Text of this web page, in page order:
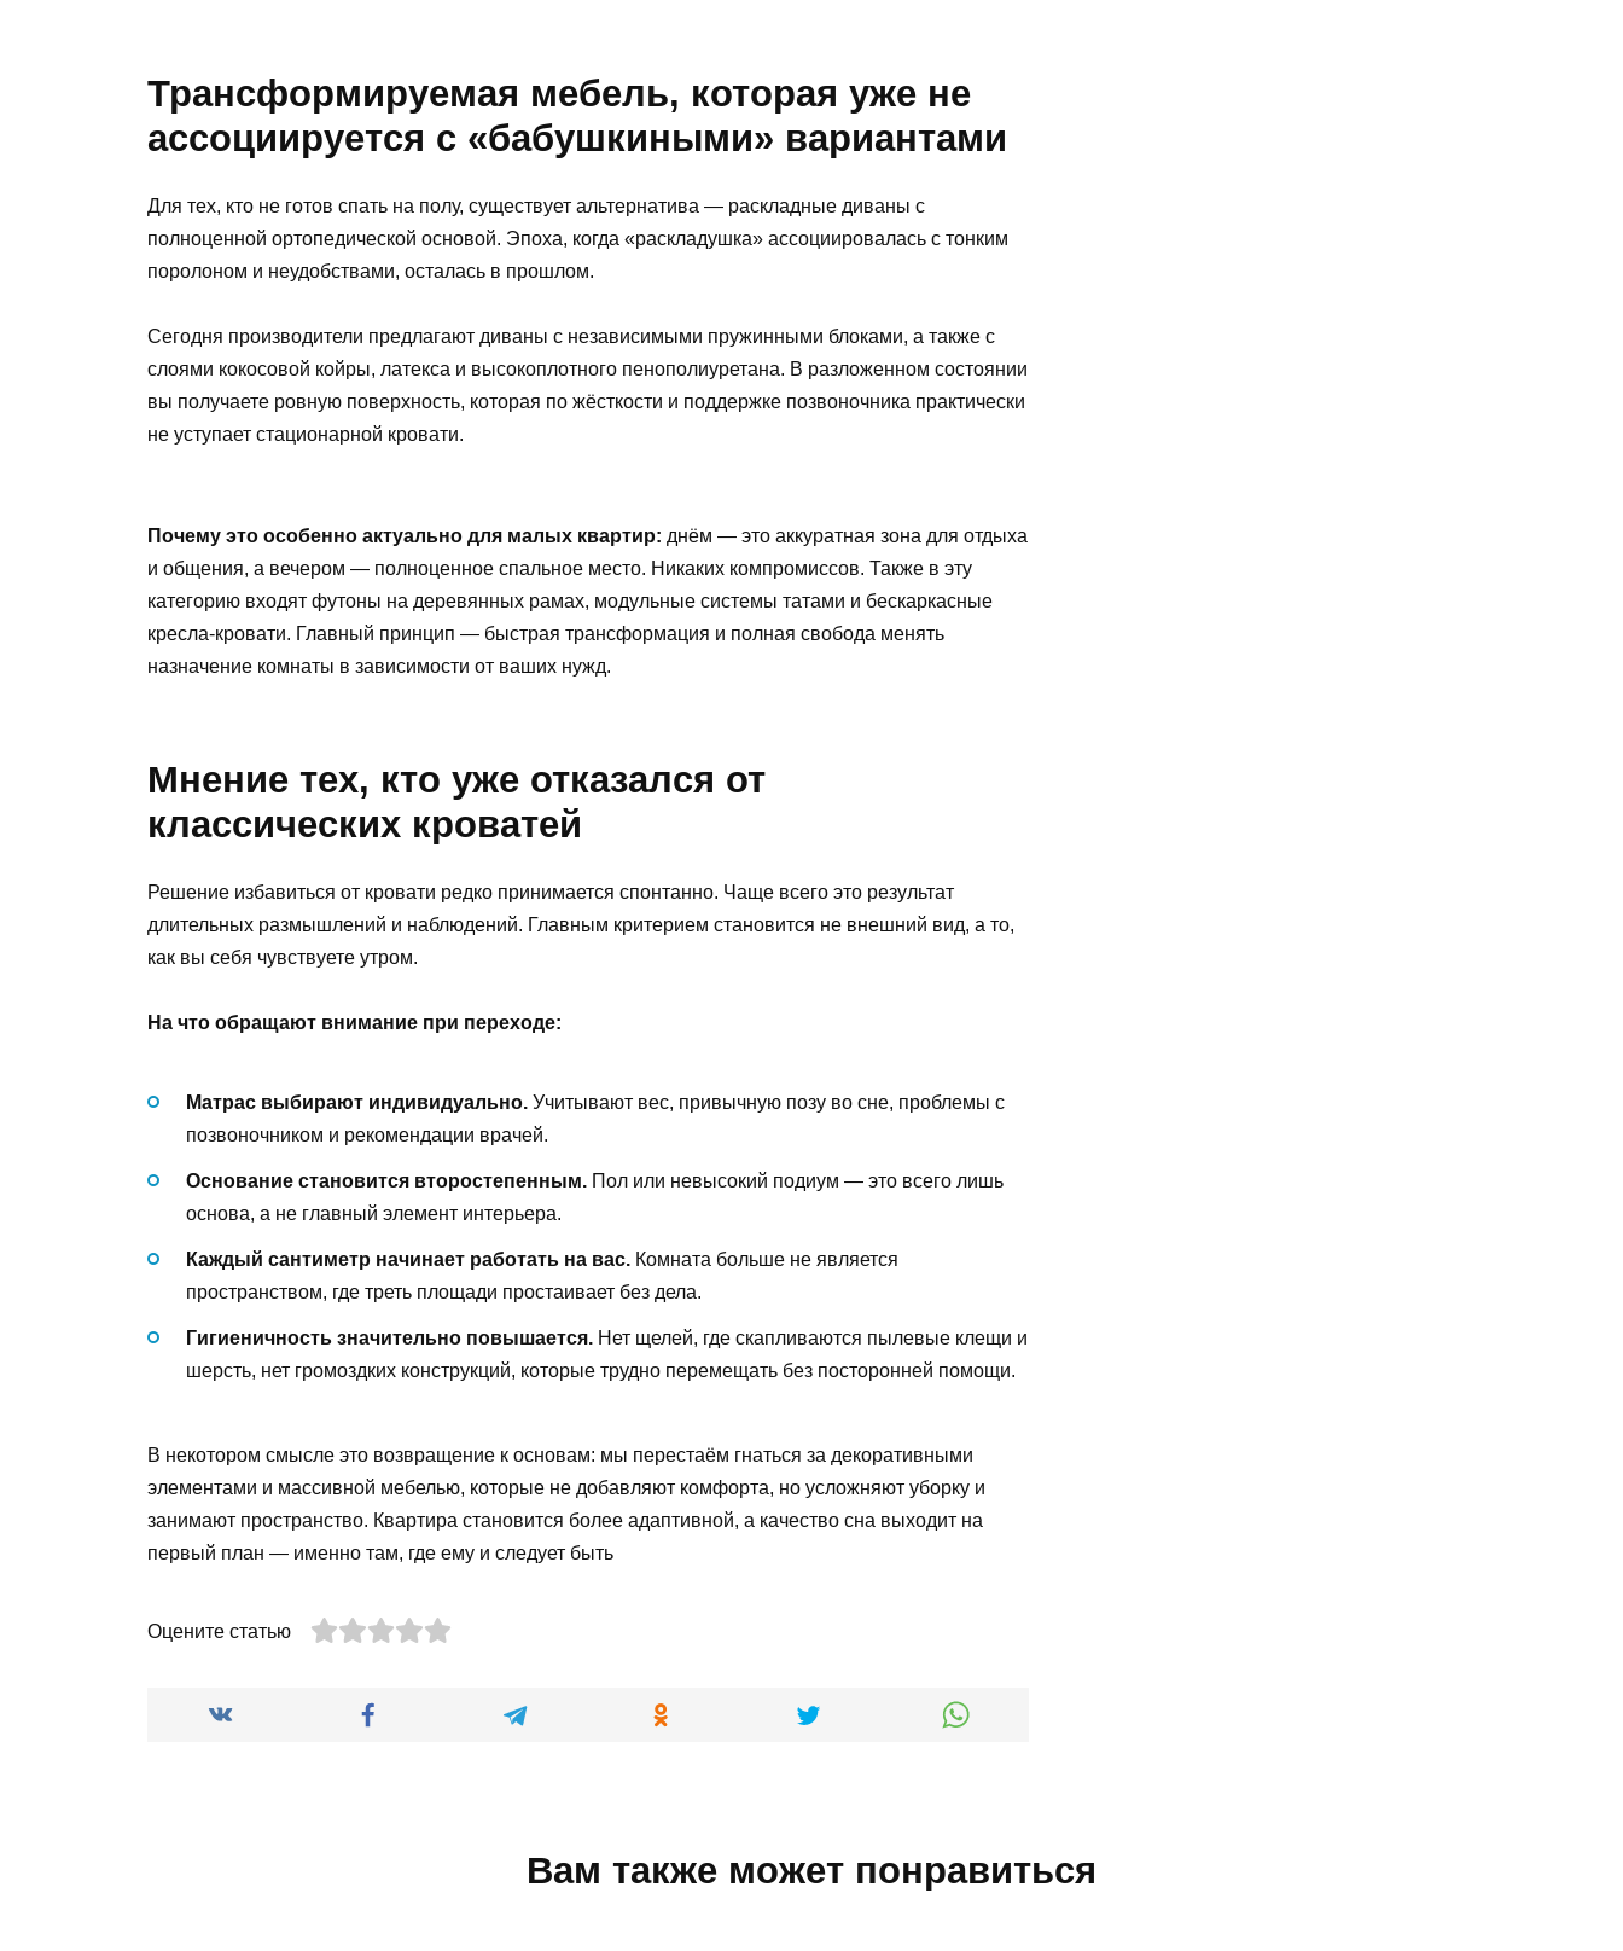
Трансформируемая мебель, которая уже не
ассоциируется с «бабушкиными» вариантами
Для тех, кто не готов спать на полу, существует альтернатива — раскладные диваны с
полноценной ортопедической основой. Эпоха, когда «раскладушка» ассоциировалась с тонким
поролоном и неудобствами, осталась в прошлом.
Сегодня производители предлагают диваны с независимыми пружинными блоками, а также с
слоями кокосовой койры, латекса и высокоплотного пенополиуретана. В разложенном состоянии
вы получаете ровную поверхность, которая по жёсткости и поддержке позвоночника практически
не уступает стационарной кровати.
Почему это особенно актуально для малых квартир: днём — это аккуратная зона для отдыха
и общения, а вечером — полноценное спальное место. Никаких компромиссов. Также в эту
категорию входят футоны на деревянных рамах, модульные системы татами и бескаркасные
кресла-кровати. Главный принцип — быстрая трансформация и полная свобода менять
назначение комнаты в зависимости от ваших нужд.
Мнение тех, кто уже отказался от
классических кроватей
Решение избавиться от кровати редко принимается спонтанно. Чаще всего это результат
длительных размышлений и наблюдений. Главным критерием становится не внешний вид, а то,
как вы себя чувствуете утром.
На что обращают внимание при переходе:
Матрас выбирают индивидуально. Учитывают вес, привычную позу во сне, проблемы с
позвоночником и рекомендации врачей.
Основание становится второстепенным. Пол или невысокий подиум — это всего лишь
основа, а не главный элемент интерьера.
Каждый сантиметр начинает работать на вас. Комната больше не является
пространством, где треть площади простаивает без дела.
Гигиеничность значительно повышается. Нет щелей, где скапливаются пылевые клещи и
шерсть, нет громоздких конструкций, которые трудно перемещать без посторонней помощи.
В некотором смысле это возвращение к основам: мы перестаём гнаться за декоративными
элементами и массивной мебелью, которые не добавляют комфорта, но усложняют уборку и
занимают пространство. Квартира становится более адаптивной, а качество сна выходит на
первый план — именно там, где ему и следует быть
Оцените статью
Вам также может понравиться